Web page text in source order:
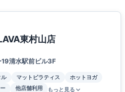
東村山店
清水駅前ビル3F
ル マットピラティス
ホットヨガ
他店舗利用 もっと見る